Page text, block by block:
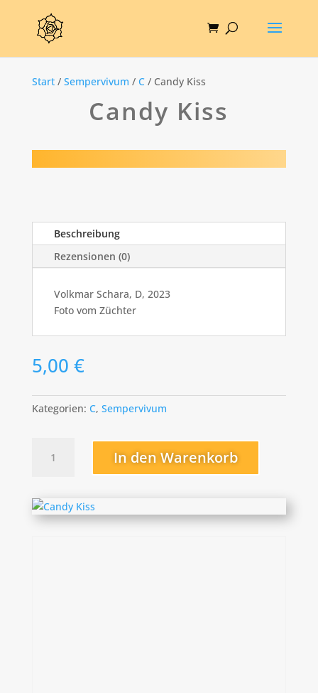
Start/ Sempervivum / C/ Candy Kiss
Candy Kiss
Beschreibung
Rezensionen (0)
Volkmar Schara, D, 2023
Foto vom Züchter
5,00 €
Kategorien: C, Sempervivum
In den Warenkorb